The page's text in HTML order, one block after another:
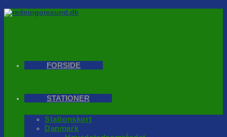
FORSIDE
STATIONER
Stationskort
Danmark